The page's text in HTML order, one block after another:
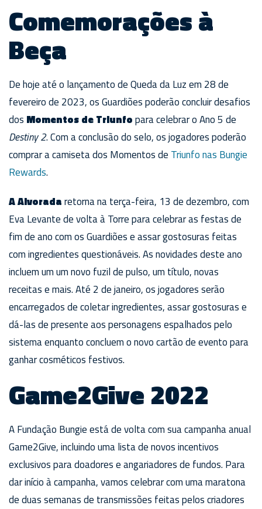
Comemorações à
Beça
De hoje até o lançamento de Queda da Luz em 28 de
fevereiro de 2023, os Guardiões poderão concluir desafios
dos Momentos de Triunfopara celebrar o Ano 5 de
Destiny 2. Com a conclusão do selo, os jogadores poderão
comprar a camiseta dos Momentos de Triunfo nas Bungie
Rewards.
A Alvoradaretorna na terça-feira, 13 de dezembro, com
Eva Levante de volta à Torre para celebrar as festas de
fim de ano com os Guardiões e assar gostosuras feitas
com ingredientes questionáveis. As novidades deste ano
incluem um um novo fuzil de pulso, um título, novas
receitas e mais. Até 2 de janeiro, os jogadores serão
encarregados de coletar ingredientes, assar gostosuras e
dá-las de presente aos personagens espalhados pelo
sistema enquanto concluem o novo cartão de evento para
ganhar cosméticos festivos.
Game2Give 2022
A Fundação Bungie está de volta com sua campanha anual
Game2Give, incluindo uma lista de novos incentivos
exclusivos para doadores e angariadores de fundos. Para
dar início à campanha, vamos celebrar com uma maratona
de duas semanas de transmissões feitas pelos criadores